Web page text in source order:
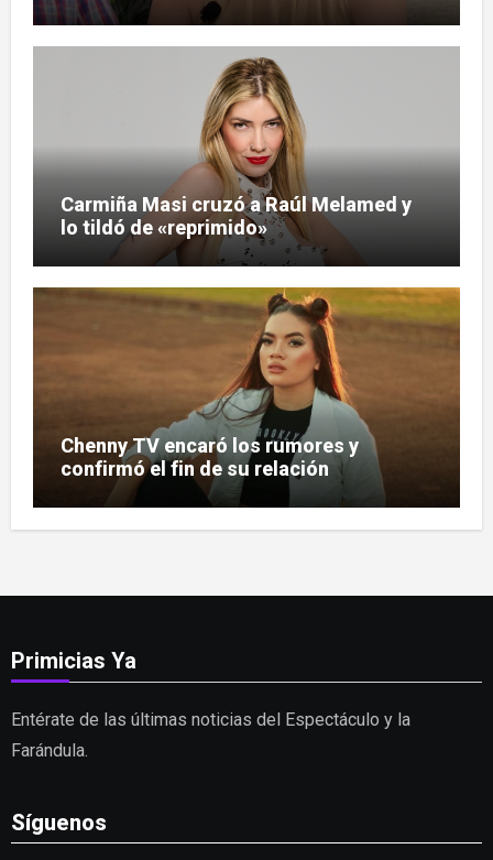
Carmiña Masi cruzó a Raúl Melamed y
lo tildó de «reprimido»
Chenny TV encaró los rumores y
confirmó el fin de su relación
Primicias Ya
Entérate de las últimas noticias del Espectáculo y la
Farándula.
Síguenos